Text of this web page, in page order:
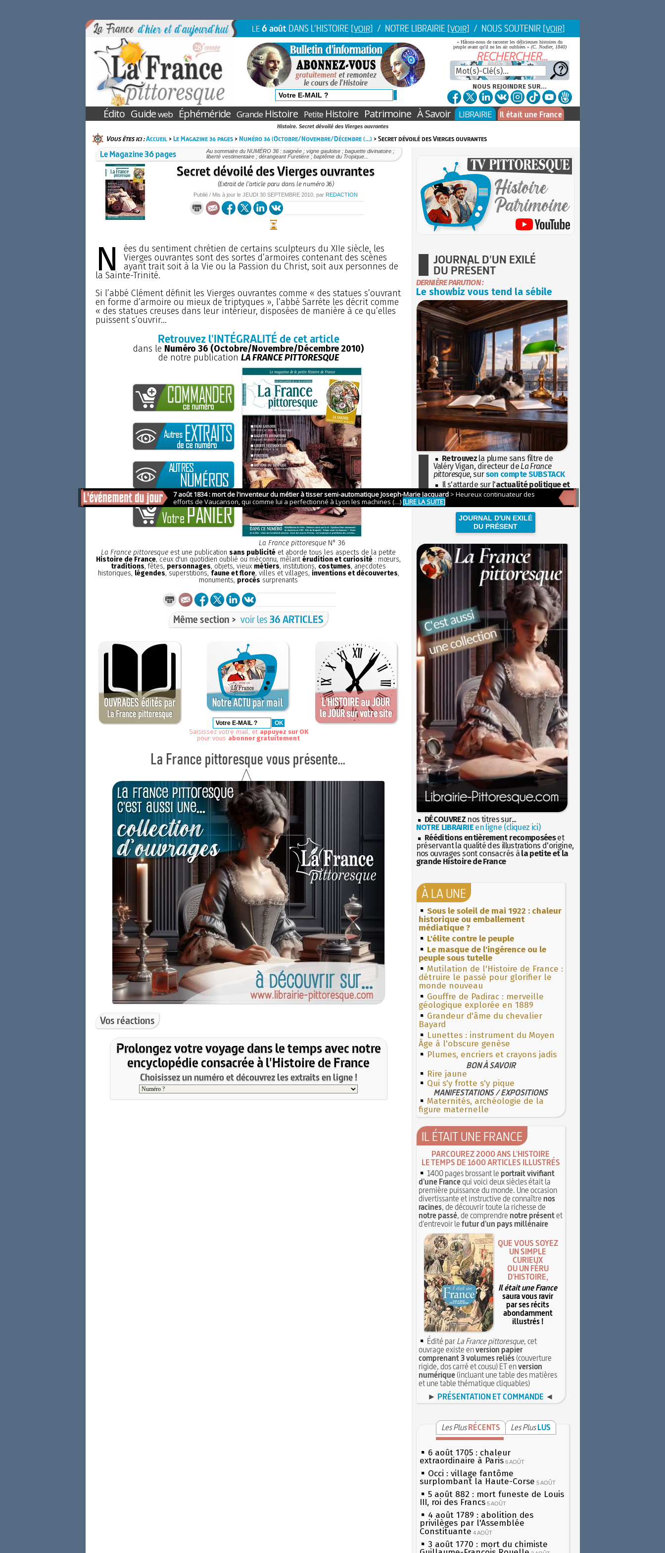
LE6 août DANS L'HISTOIRE [VOIR] / NOTRE LIBRAIRIE [VOIR] / NOUS SOUTENIR [VOIR]
« Hâtons-nous de raconter les délicieuses histoires du
peuple avant qu'il ne les ait oubliées » (C. Nodier, 1840)
NOUS REJOINDRE SUR...
Édito Guideweb Éphéméride GrandeHistoire PetiteHistoire Patrimoine À Savoir LIBRAIRIE Il était une France
Histoire. Secret dévoilé des Vierges ouvrantes
Vous êtes ici :Accueil>Le Magazine 36 pages>Numéro 36 (Octobre/Novembre/Décembre (…) > Secret dévoilé des Vierges ouvrantes
Le Magazine 36 pages
Au sommaire du NUMÉRO 36 : saignée ; vigne gauloise ; baguette divinatoire ;
liberté vestimentaire ; dérangeant Furetière ; baptême du Tropique...
Secret dévoilé des Vierges ouvrantes
(Extrait de l’article paru dans le numéro 36)
Publié / Mis à jour le JEUDI 30 SEPTEMBRE 2010 , par REDACTION
N
ées du sentiment chrétien de certains sculpteurs du XIIe siècle, les
Vierges ouvrantes sont des sortes d’armoires contenant des scènes
ayant trait soit à la Vie ou la Passion du Christ, soit aux personnes de
la Sainte-Trinité.
Si l’abbé Clément définit les Vierges ouvrantes comme « des statues s’ouvrant
en forme d’armoire ou mieux de triptyques », l’abbé Sarrète les décrit comme
« des statues creuses dans leur intérieur, disposées de manière à ce qu’elles
puissent s’ouvrir...
Retrouvez l'INTÉGRALITÉ de cet article
dans le Numéro 36 (Octobre/Novembre/Décembre 2010)
de notre publication LA FRANCE PITTORESQUE
La France pittoresqueN° 36
La France pittoresque est une publication sans publicité et aborde tous les aspects de la petite
Histoire de France, ceux d'un quotidien oublié ou méconnu, mêlantérudition et curiosité : mœurs,
traditions, fêtes, personnages, objets, vieux métiers, institutions, costumes, anecdotes
historiques, légendes, superstitions, faune et flore, villes et villages, inventions et découvertes,
monuments, procès surprenants
Même section > voir les36 ARTICLES
Saisissez votre mail, et appuyez sur OK
pour vous abonner gratuitement
Vos réactions
Prolongez votre voyage dans le temps avec notre
encyclopédie consacrée à l'Histoire de France
Choisissez un numéro et découvrez les extraits en ligne !
JOURNAL D'UN EXILÉ
DU PRÉSENT
DERNIÈRE PARUTION :
Le showbiz vous tend la sébile
Retrouvez la plume sans filtre de
Valéry Vigan, directeur de La France
pittoresque, surson compte SUBSTACK
Il s'attarde sur l'actualité politique et
sociétaleavec la hauteur de vue de
l'Histoire
JOURNAL D'UN EXILÉ
DU PRÉSENT
DÉCOUVREZ nos titres sur...
NOTRE LIBRAIRIEen ligne (cliquez ici)
Rééditions entièrement recomposéeset
préservant la qualité des illustrations d'origine,
nos ouvrages sont consacrés à la petite et la
grande Histoire de France
À LA UNE
Sous le soleil de mai 1922 : chaleur
historique ou emballement
médiatique ?
L'élite contre le peuple
Le masque de l'ingérence ou le
peuple sous tutelle
Mutilation de l'Histoire de France :
détruire le passé pour glorifier le
monde nouveau
Gouffre de Padirac : merveille
géologique explorée en 1889
Grandeur d'âme du chevalier
Bayard
Lunettes : instrument du Moyen
Âge à l'obscure genèse
Plumes, encriers et crayons jadis
BON À SAVOIR
Rire jaune
Qui s'y frotte s'y pique
MANIFESTATIONS / EXPOSITIONS
Maternités, archéologie de la
figure maternelle
IL ÉTAIT UNE FRANCE
PARCOUREZ 2000 ANS L'HISTOIRE
LE TEMPS DE 1600 ARTICLES ILLUSTRÉS
1400 pages brossant leportrait vivifiant
d'une Francequi voici deux siècles était la
première puissance du monde. Une occasion
divertissante et instructive de connaîtrenos
racines, de découvrir toute la richesse de
notre passé, de comprendrenotre présentet
d'entrevoir lefutur d'un pays millénaire
QUE VOUS SOYEZ
UN SIMPLE
CURIEUX
OU UN FÉRU
D'HISTOIRE,
Il était une France
saura vous ravir
par ses récits
abondamment
illustrés !
Édité parLa France pittoresque, cet
ouvrage existe enversion papier
comprenant 3 volumes reliés(couverture
rigide, dos carré et cousu) ET enversion
numérique(incluant une table des matières
et une table thématique cliquables)
► PRÉSENTATION ET COMMANDE ◄
Les Plus RÉCENTS Les Plus LUS
6 août 1705 : chaleur
extraordinaire à Paris 6 AOÛT
Occi : village fantôme
surplombant la Haute-Corse 5 AOÛT
5 août 882 : mort funeste de Louis
III, roi des Francs 5 AOÛT
4 août 1789 : abolition des
privilèges par l'Assemblée
Constituante 4 AOÛT
3 août 1770 : mort du chimiste